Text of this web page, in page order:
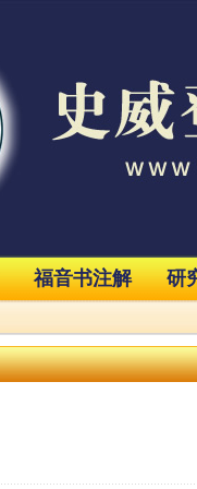
福音书注解 研